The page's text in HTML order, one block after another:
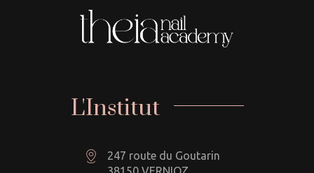
L'Institut
247 route du Goutarin